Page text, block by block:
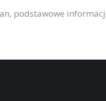
podstawowe